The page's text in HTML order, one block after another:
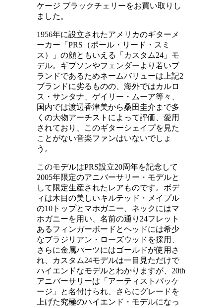
ケージ ブラックチェリーをお買い取りし
ました。
1956年に設立されたアメリカのギターメ
ーカー「PRS（ポール・リード・スミ
ス）」の顔ともいえる「カスタム24」モ
デル。ギブソンやフェンダーより若いブ
ランドであるためネームバリューは上記2
ブランドに劣るものの、海外ではカルロ
ス・サンタナ、ゲイリー・ムーア等々、
国内では渡辺香津美から桑田圭介まで多
くの大物アーチストによって評価、愛用
されており、このギターシェイプを見た
ことがない音楽ファンはいないでしょ
う。
このモデルはPRS設立20周年を記念して
2005年限定のアニバーサリー・モデルと
して限定生産されたレアものです。ボデ
ィは木目の美しいキルテッド・メイプル
の10トップとマホガニー、ネックにはマ
ホガニーを用い、名前の通り24フレット
あるフィンガーボードとヘッドには希少
なブラジリアン・ローズウッドを採用、
さらに金属パーツにはゴールドが使用さ
れ、カスタム24モデルは一目見ただけで
ハイエンドなモデルとわかりますが、20th
アニバーサリーは「アーティストパッケ
ージ」と名付けられ、さらにグレードを
上げた究極のハイエンド・モデルになっ